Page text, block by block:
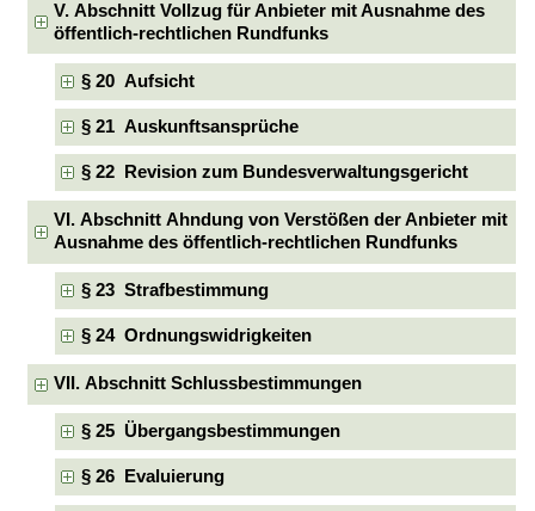
V. Abschnitt Vollzug für Anbieter mit Ausnahme des
öffentlich-rechtlichen Rundfunks
§ 20 Aufsicht
§ 21 Auskunftsansprüche
§ 22 Revision zum Bundesverwaltungsgericht
VI. Abschnitt Ahndung von Verstößen der Anbieter mit
Ausnahme des öffentlich-rechtlichen Rundfunks
§ 23 Strafbestimmung
§ 24 Ordnungswidrigkeiten
VII. Abschnitt Schlussbestimmungen
§ 25 Übergangsbestimmungen
§ 26 Evaluierung